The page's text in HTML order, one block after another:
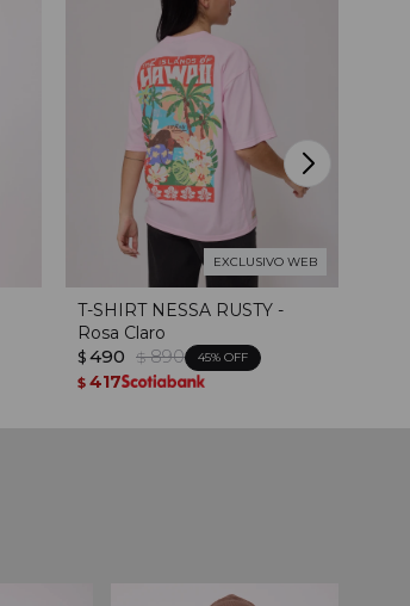
EXCLUSIVO WEB
T-SHIRT NESSA RUSTY -
Rosa Claro
$ 490 $ 890 45
$ 417